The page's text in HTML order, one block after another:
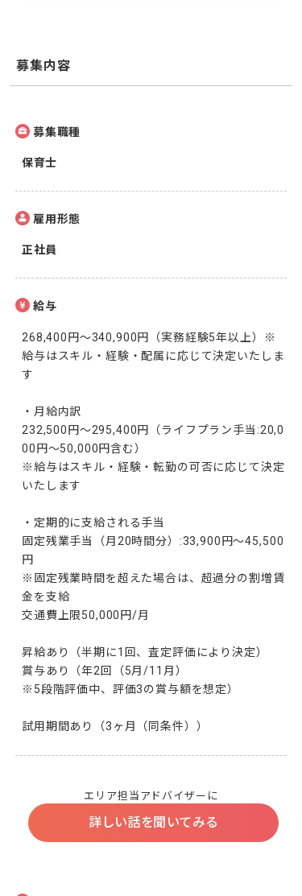
募集内容
募集職種
保育士
雇用形態
正社員
給与
268,400円～340,900円（実務経験5年以上）※
給与はスキル・経験・配属に応じて決定いたしま
す
・月給内訳
232,500円～295,400円（ライフプラン手当:20,0
00円～50,000円含む）
※給与はスキル・経験・転勤の可否に応じて決定
いたします
・定期的に支給される手当
固定残業手当（月20時間分）:33,900円～45,500
円
※固定残業時間を超えた場合は、超過分の割増賃
金を支給
交通費上限50,000円/月
昇給あり（半期に1回、査定評価により決定）
賞与あり（年2回（5月/11月）
※5段階評価中、評価3の賞与額を想定）
試用期間あり（3ヶ月（同条件））
エリア担当アドバイザーに
詳しい話を聞いてみる